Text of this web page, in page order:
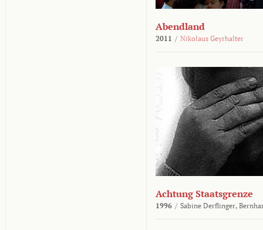
Abendland
2011 / Nikolaus Geyrhalter
Achtung Staatsgrenze
1996 / Sabine Derflinger,